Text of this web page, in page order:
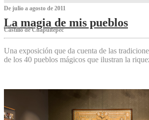
De julio a agosto de 2011
La magia de mis pueblos
Castillo de Chapultepec
Una exposición que da cuenta de las
de los 40 pueblos mágicos que ilustran la